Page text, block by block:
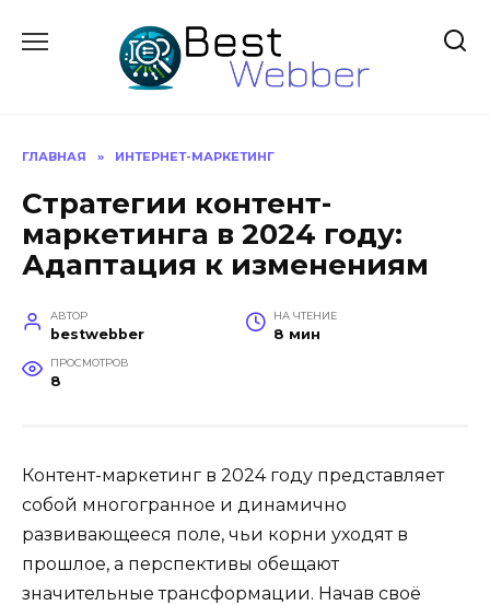
содержанию
ГЛАВНАЯ » ИНТЕРНЕТ-МАРКЕТИНГ
Стратегии контент-
маркетинга в 2024 году:
Адаптация к изменениям
АВТОР
bestwebber
НА ЧТЕНИЕ
8 мин
ПРОСМОТРОВ
8
Контент-маркетинг в 2024 году представляет
собой многогранное и динамично
развивающееся поле, чьи корни уходят в
прошлое, а перспективы обещают
значительные трансформации. Начав своё